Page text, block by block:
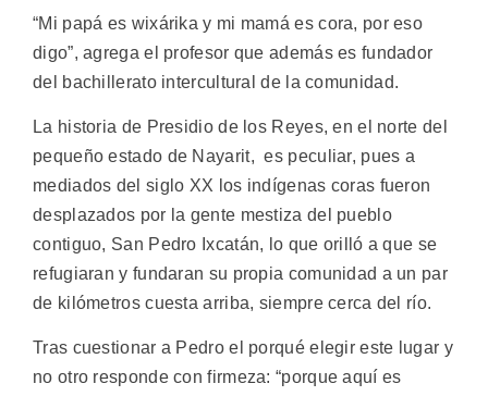
“Mi papá es wixárika y mi mamá es cora, por eso
digo”, agrega el profesor que además es fundador
del bachillerato intercultural de la comunidad.
La historia de Presidio de los Reyes, en el norte del
pequeño estado de Nayarit, es peculiar, pues a
mediados del siglo XX los indígenas coras fueron
desplazados por la gente mestiza del pueblo
contiguo, San Pedro Ixcatán, lo que orilló a que se
refugiaran y fundaran su propia comunidad a un par
de kilómetros cuesta arriba, siempre cerca del río.
Tras cuestionar a Pedro el porqué elegir este lugar y
no otro responde con firmeza: “porque aquí es